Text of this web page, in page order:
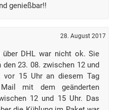
genießbar!!
28. August 2017
über DHL war nicht ok. Sie
23. 08. zwischen 12 und
vor 15 Uhr an diesem Tag
mit dem geänderten
12 und 15 Uhr. Das